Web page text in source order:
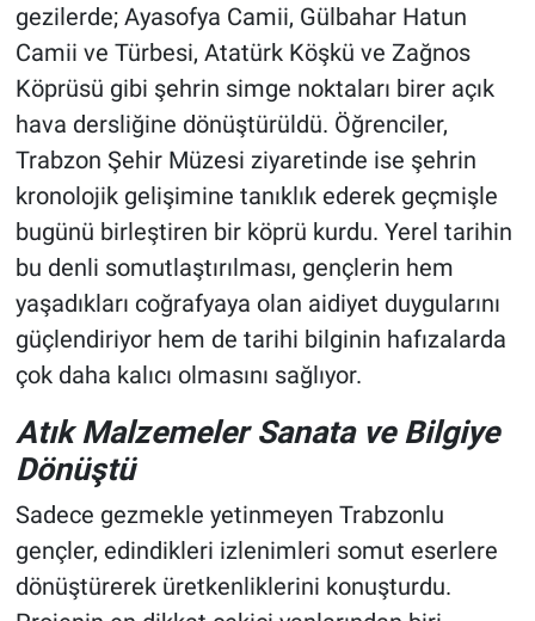
gezilerde; Ayasofya Camii, Gülbahar Hatun
Camii ve Türbesi, Atatürk Köşkü ve Zağnos
Köprüsü gibi şehrin simge noktaları birer açık
hava dersliğine dönüştürüldü. Öğrenciler,
Trabzon Şehir Müzesi ziyaretinde ise şehrin
kronolojik gelişimine tanıklık ederek geçmişle
bugünü birleştiren bir köprü kurdu. Yerel tarihin
bu denli somutlaştırılması, gençlerin hem
yaşadıkları coğrafyaya olan aidiyet duygularını
güçlendiriyor hem de tarihi bilginin hafızalarda
çok daha kalıcı olmasını sağlıyor.
Atık Malzemeler Sanata ve Bilgiye
Dönüştü
Sadece gezmekle yetinmeyen Trabzonlu
gençler, edindikleri izlenimleri somut eserlere
dönüştürerek üretkenliklerini konuşturdu.